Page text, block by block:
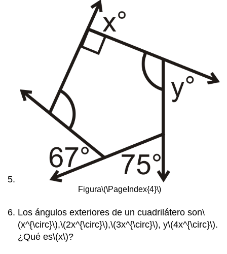
Figura\(\PageIndex{4}\)
Los ángulos exteriores de un cuadrilátero son\
(x^{\circ}\),\(2x^{\circ}\),\(3x^{\circ}\), y\(4x^{\circ}\).
¿Qué es\(x\)?